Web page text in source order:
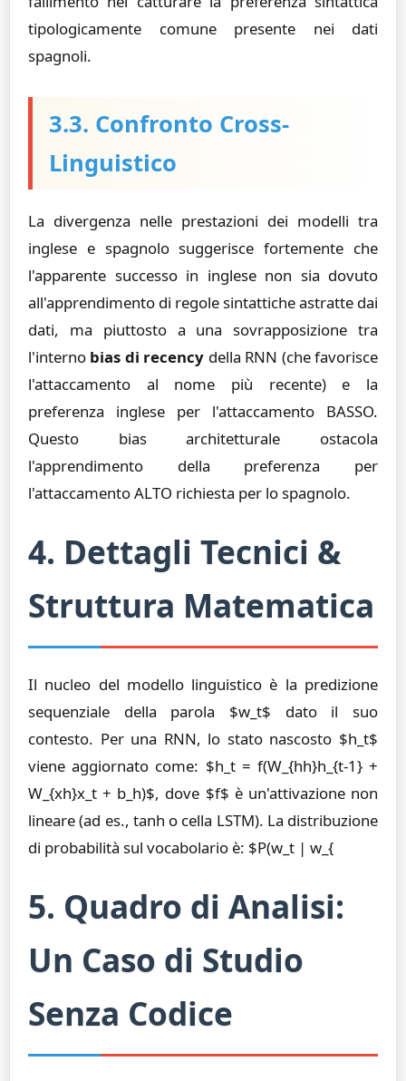
tipologicamente comune presente nei dati
spagnoli.
3.3. Confronto Cross-
Linguistico
La divergenza nelle prestazioni dei modelli tra
inglese e spagnolo suggerisce fortemente che
l'apparente successo in inglese non sia dovuto
all'apprendimento di regole sintattiche astratte dai
dati, ma piuttosto a una sovrapposizione tra
l'interno bias di recency della RNN (che favorisce
l'attaccamento al nome più recente) e la
preferenza inglese per l'attaccamento BASSO.
Questo bias architetturale ostacola
l'apprendimento della preferenza per
l'attaccamento ALTO richiesta per lo spagnolo.
4. Dettagli Tecnici &
Struttura Matematica
Il nucleo del modello linguistico è la predizione
sequenziale della parola $w_t$ dato il suo
contesto. Per una RNN, lo stato nascosto $h_t$
viene aggiornato come: $h_t = f(W_{hh}h_{t-1} +
W_{xh}x_t + b_h)$, dove $f$ è un'attivazione non
lineare (ad es., tanh o cella LSTM). La distribuzione
di probabilità sul vocabolario è: $P(w_t | w_{
5. Quadro di Analisi:
Un Caso di Studio
Senza Codice